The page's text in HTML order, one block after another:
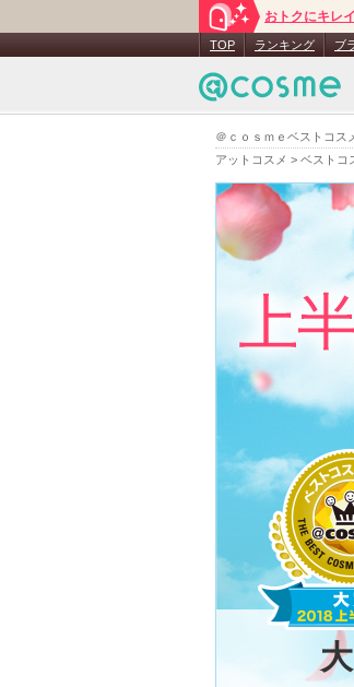
＠ｃｏｓｍｅベストコス
アットコスメ > ベストコ
おトクにキレ
TOP ランキング ブ